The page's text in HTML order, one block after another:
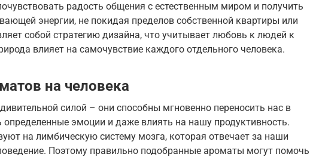
радость общения с естественным миром и получить
энергии, не покидая пределов собственной квартиры или
собой стратегию дизайна, что учитывает любовь к людей к
влияет на самочувствие каждого отдельного человека.
на человека
силой – они способны мгновенно переносить нас в
эмоции и даже влиять на нашу продуктивность.
на лимбическую систему мозга, которая отвечает за наши
Поэтому правильно подобранные ароматы могут помочь